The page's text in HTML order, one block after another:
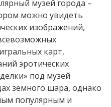
музей города –
можно увидеть
изображений,
карт,
эротических
под музей
земного шара, однако
популярным и